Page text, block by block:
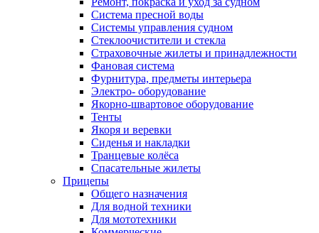
Система пресной воды
Системы управления судном
Стеклоочистители и стекла
Страховочные жилеты и принадлежности
Фановая система
Фурнитура, предметы интерьера
Электро- оборудование
Якорно-швартовое оборудование
Тенты
Якоря и веревки
Сиденья и накладки
Транцевые колёса
Спасательные жилеты
Прицепы
Общего назначения
Для водной техники
Для мототехники